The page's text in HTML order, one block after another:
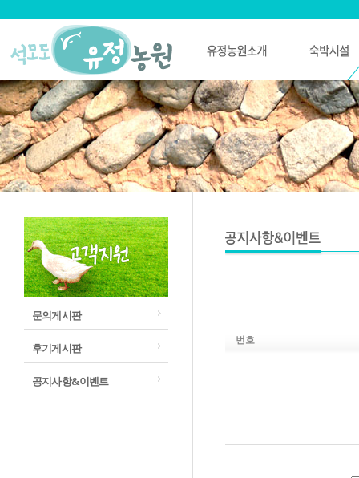
문의게시판
후기게시판
공지사항&이벤트
번호